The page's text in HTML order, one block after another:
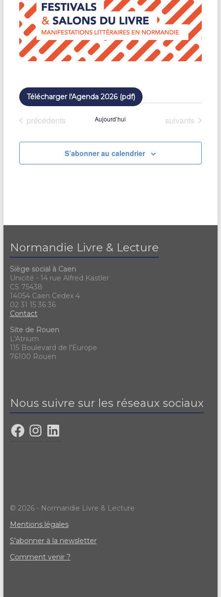
.
Télécharger l'Agenda 2026 (pdf)
Évènements
précédents Aujourd’hui Évènements
suivants
S’abonner au calendrier
Normandie Livre & Lecture
Siège social à Caen
Unicité - 14 rue Alfred Kastler
CS 75438
14054 Caen Cedex 4
02 31 15 36 36
Contact
Site de Rouen
L'Atrium
115 Boulevard de l'Europe
76100 Rouen
Nous suivre sur les réseaux sociaux
© 2026 - Normandie Livre & Lecture
Mentions légales
S'abonner à la newsletter
Comment venir ?